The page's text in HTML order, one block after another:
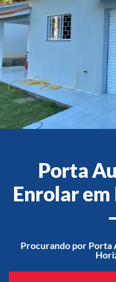
Porta
Enrolar
Procurando por Porta